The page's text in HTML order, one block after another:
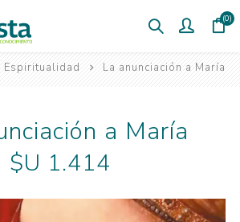
(0)
Espiritualidad La anunciación a María
a María
$U 1.414